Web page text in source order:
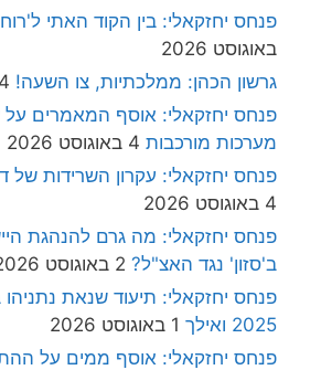
פנחס יחזקאלי: בין הקוד האתי
באוגוסט 2026
גרשון הכהן: ממלכתיות, צו השעה! 4 באוגוסט 2026
פנחס יחזקאלי: אוסף המאמרים על
מערכות מורכבות 4 באוגוסט 2026
פנחס יחזקאלי: עקרון השרידות של
4 באוגוסט 2026
פנחס יחזקאלי: מה גרם להנהגת
ב'סזון' נגד האצ"ל? 2 באוגוסט 2026
פנחס יחזקאלי: תיעוד שנאת נתניהו
2025 ואילך
1 באוגוסט 2026
פנחס יחזקאלי: אוסף ממים על